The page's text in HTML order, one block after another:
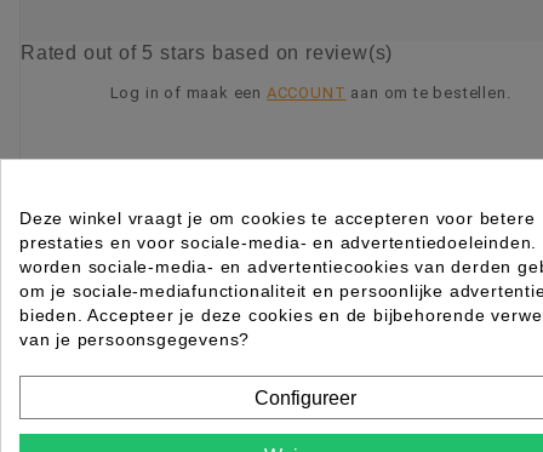
Rated out of 5 stars based on review(s)
Log in of maak een ACCOUNT aan om te bestellen.
KIES OPTIE
Deze winkel vraagt je om cookies te accepteren voor betere
prestaties en voor sociale-media- en advertentiedoeleinden.
worden sociale-media- en advertentiecookies van derden
om je sociale-mediafunctionaliteit en persoonlijke
bieden. Accepteer je deze cookies en de bijbehorende
van je persoonsgegevens?
Configureer